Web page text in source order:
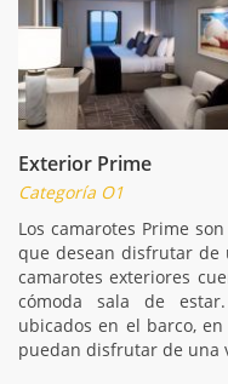
Exterior Prime
Categoría O1
Los camarotes Prime
que desean disfrutar de
camarotes exteriores
cómoda sala de estar.
ubicados en el barco,
puedan disfrutar de una